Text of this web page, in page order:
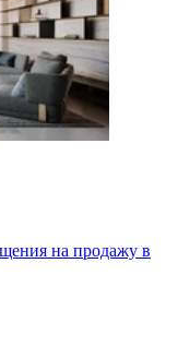
на продажу в